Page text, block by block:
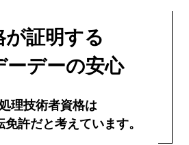
が証明する
ーデーの安心
理技術者資格は
許だと考えています。